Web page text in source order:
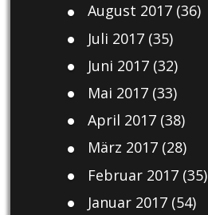
August 2017(36)
Juli 2017(35)
Juni 2017(32)
Mai 2017(33)
April 2017(38)
März 2017(28)
Februar 2017(35)
Januar 2017(54)